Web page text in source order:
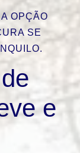
OPÇÃO
SE
e